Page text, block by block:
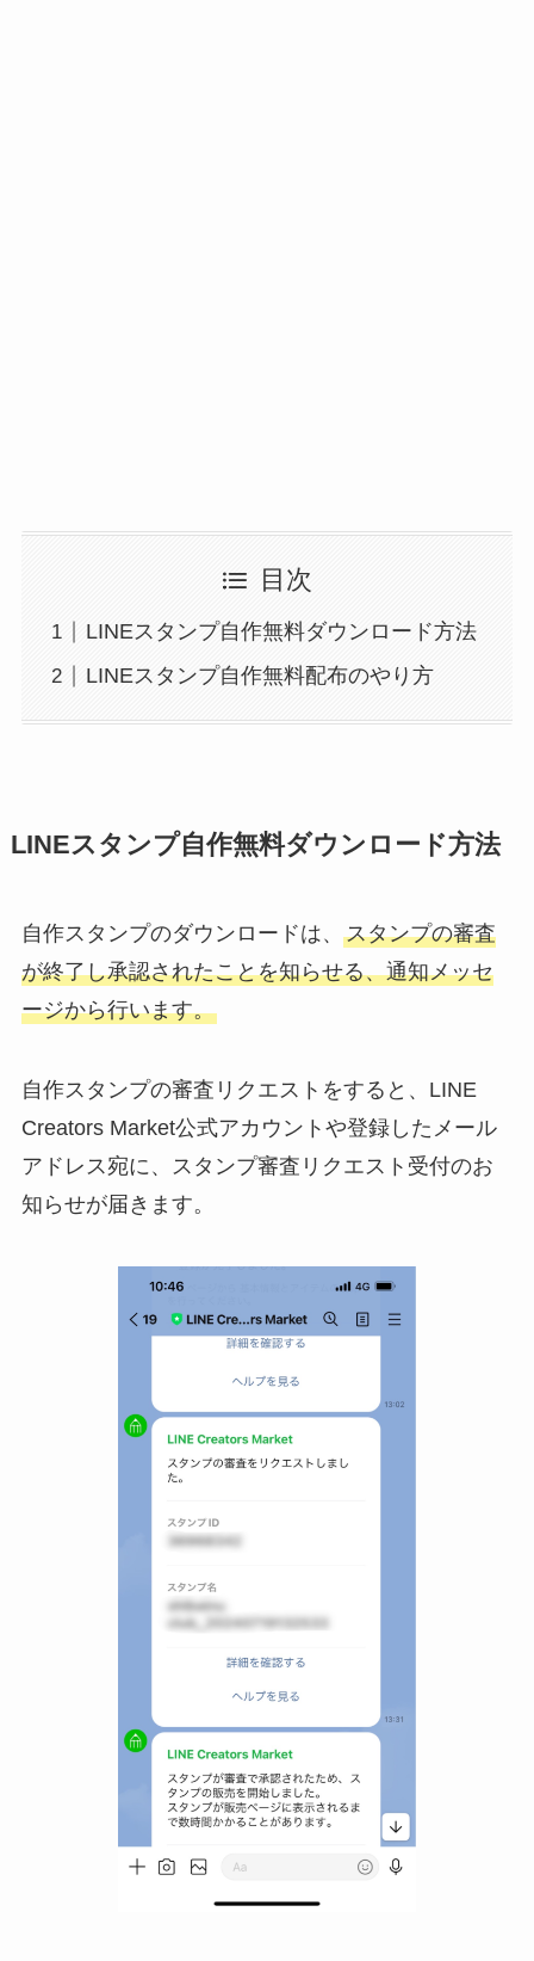
目次
LINEスタンプ自作無料ダウンロード方法
LINEスタンプ自作無料配布のやり方
LINEスタンプ自作無料ダウンロード方法
自作スタンプのダウンロードは、 スタンプの審査
が終了し承認されたことを知らせる、通知メッセ
ージから行います。
自作スタンプの審査リクエストをすると、LINE
Creators Market公式アカウントや登録したメール
アドレス宛に、スタンプ審査リクエスト受付のお
知らせが届きます。